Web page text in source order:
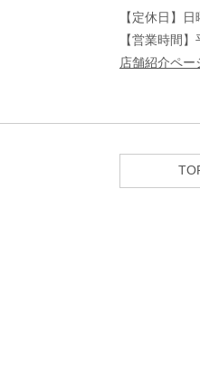
【定休日】
【営業時間
店舗紹介ペー